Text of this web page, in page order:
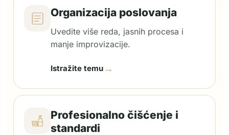
Organizacija poslovanja
Uvedite više reda, jasnih procesa i
manje improvizacije.
Istražite temu →
Profesionalno čišćenje i
standardi